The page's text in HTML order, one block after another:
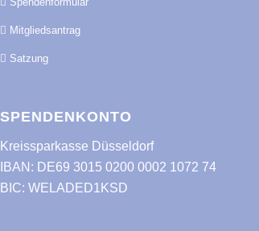
Mitgliedsantrag
Satzung
SPENDENKONTO
Kreissparkasse Düsseldorf
IBAN: DE69 3015 0200 0002 1072 74
BIC: WELADED1KSD